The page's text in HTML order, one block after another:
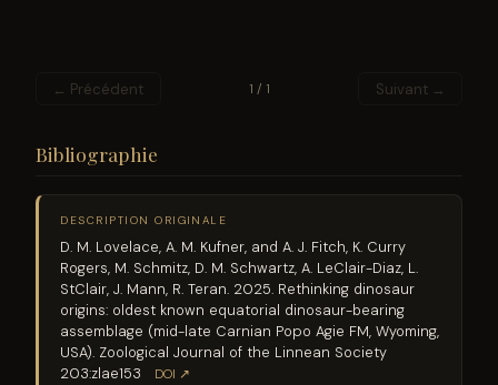
← Précédent 1 / 1 Suivant →
Bibliographie
DESCRIPTION ORIGINALE
D. M. Lovelace, A. M. Kufner, and A. J. Fitch, K. Curry
Rogers, M. Schmitz, D. M. Schwartz, A. LeClair-Diaz, L.
StClair, J. Mann, R. Teran. 2025. Rethinking dinosaur
origins: oldest known equatorial dinosaur-bearing
assemblage (mid-late Carnian Popo Agie FM, Wyoming,
USA). Zoological Journal of the Linnean Society
203:zlae153
DOI ↗